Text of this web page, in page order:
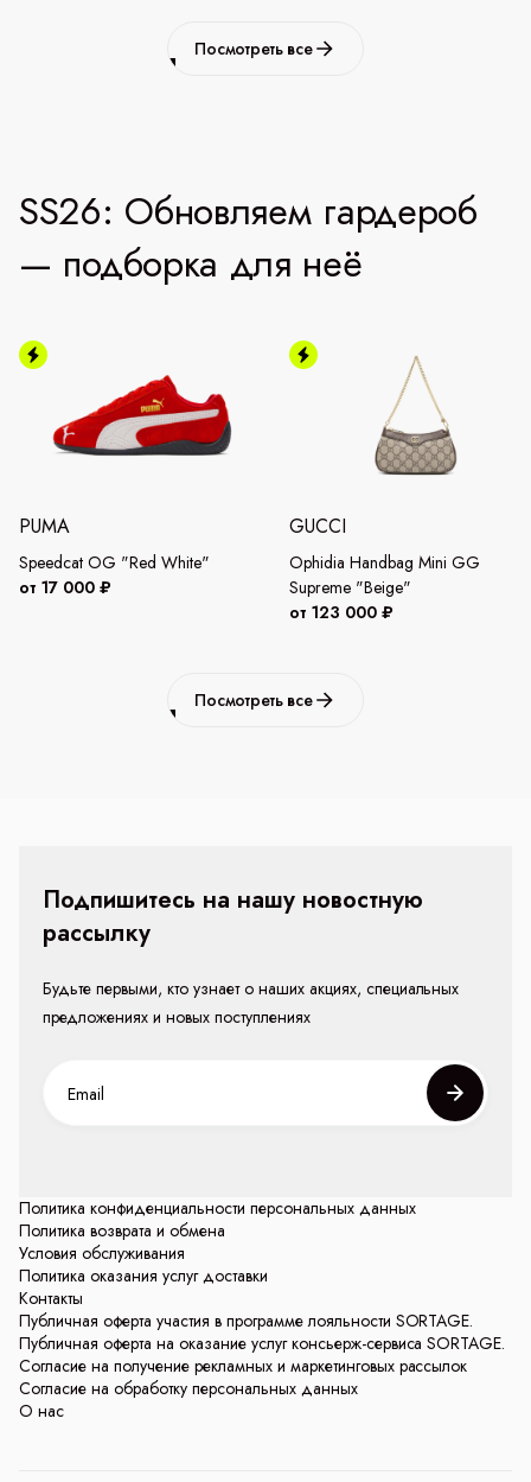
Посмотреть все
SS26: Обновляем гардероб
— подборка для неё
PUMA
Speedcat OG "Red White"
от 17 000 ₽
GUCCI
Ophidia Handbag Mini GG
Supreme "Beige"
от 123 000 ₽
Посмотреть все
Политика конфиденциальности персональных данных
Политика возврата и обмена
Условия обслуживания
Политика оказания услуг доставки
Контакты
Публичная оферта участия в программе лояльности SORTAGE.
Публичная оферта на оказание услуг консьерж-сервиса SORTAGE.
Согласие на получение рекламных и маркетинговых рассылок
Согласие на обработку персональных данных
О нас
Подпишитесь на нашу новостную
рассылку
Будьте первыми, кто узнает о наших акциях, специальных
предложениях и новых поступлениях